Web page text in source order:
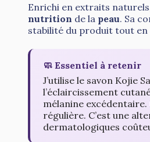
Enrichi en extraits
nutrition de la peau. Sa
stabilité du produit tout
🧼 Essentiel à retenir
J’utilise le savon Kojie
l’éclaircissement
mélanine
régulière. C’est une
dermatologiques